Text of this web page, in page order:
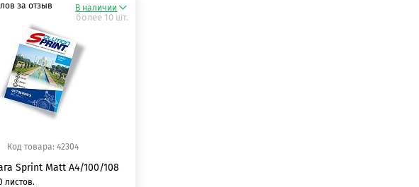
за отзыв В наличии
более 10 шт.
Код товара: 42304
Sprint Matt A4/100/108
листов.